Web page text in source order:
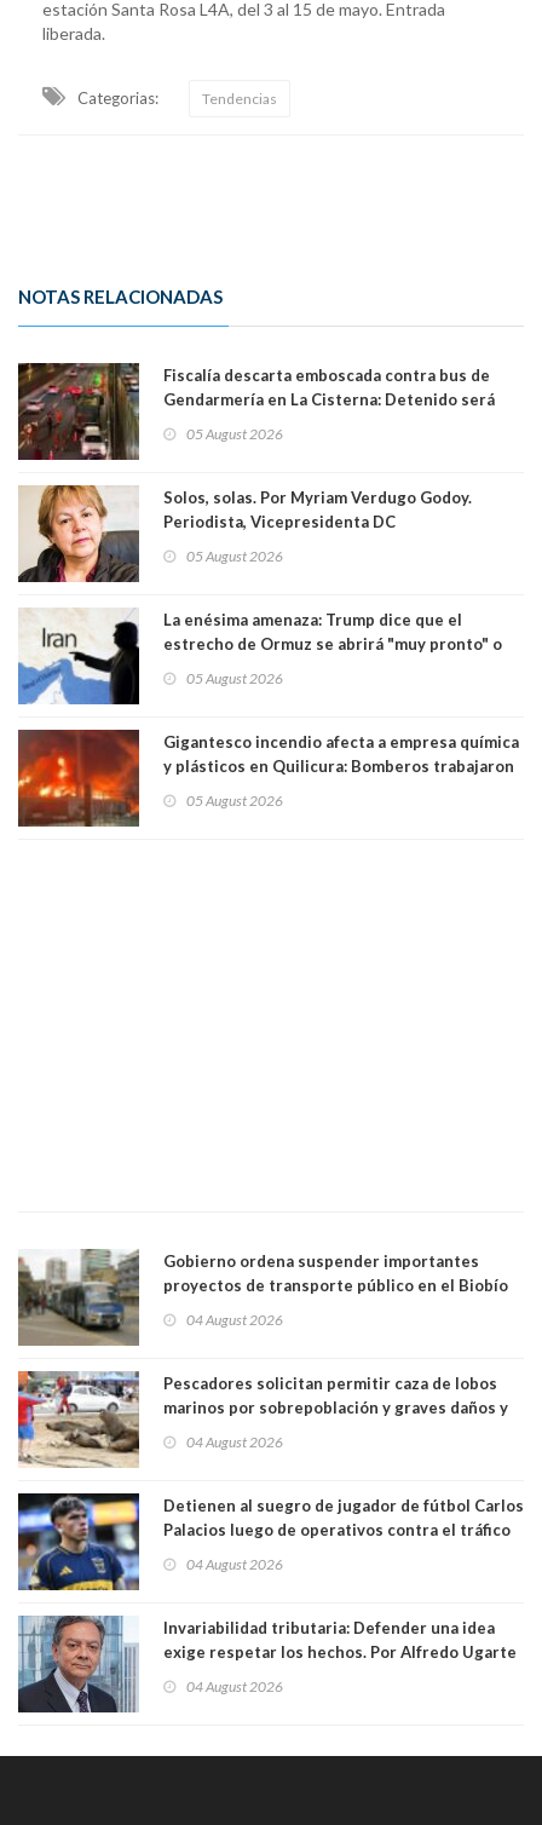
estación Santa Rosa L4A, del 3 al 15 de mayo. Entrada
liberada.
Categorias: Tendencias
NOTAS RELACIONADAS
Fiscalía descarta emboscada contra bus de
Gendarmería en La Cisterna: Detenido será
05 August 2026
Solos, solas. Por Myriam Verdugo Godoy.
Periodista, Vicepresidenta DC
05 August 2026
La enésima amenaza: Trump dice que el
estrecho de Ormuz se abrirá "muy pronto" o
05 August 2026
Gigantesco incendio afecta a empresa química
y plásticos en Quilicura: Bomberos trabajaron
05 August 2026
Gobierno ordena suspender importantes
proyectos de transporte público en el Biobío
04 August 2026
Pescadores solicitan permitir caza de lobos
marinos por sobrepoblación y graves daños y
04 August 2026
Detienen al suegro de jugador de fútbol Carlos
Palacios luego de operativos contra el tráfico
futbolista para trasladar cocaína
04 August 2026
Invariabilidad tributaria: Defender una idea
exige respetar los hechos. Por Alfredo Ugarte
04 August 2026